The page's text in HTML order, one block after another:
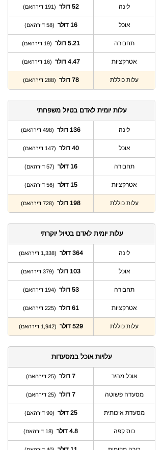
לינה 52 דולר (191 דירהאם)
אוכל 16 דולר (58 דירהאם)
תחבורה 5.21 דולר (19 דירהאם)
אטרקציות 4.47 דולר (16 דירהאם)
עלות כוללת 78 דולר (288 דירהאם)
עלות יומית לאדם בטיול משפחתי
לינה 136 דולר (498 דירהאם)
אוכל 40 דולר (147 דירהאם)
תחבורה 16 דולר (57 דירהאם)
אטרקציות 15 דולר (56 דירהאם)
עלות כוללת 198 דולר (728 דירהאם)
עלות יומית לאדם בטיול יוקרתי
לינה 364 דולר (1,338 דירהאם)
אוכל 103 דולר (379 דירהאם)
תחבורה 53 דולר (194 דירהאם)
אטרקציות 61 דולר (225 דירהאם)
עלות כוללת 529 דולר (1,942 דירהאם)
עלויות אוכל במסעדות
אוכל מהיר 7 דולר (25 דירהאם)
מסעדה פשוטה 7 דולר (25 דירהאם)
מסעדת איכותית 25 דולר (90 דירהאם)
כוס קפה 4.8 דולר (18 דירהאם)